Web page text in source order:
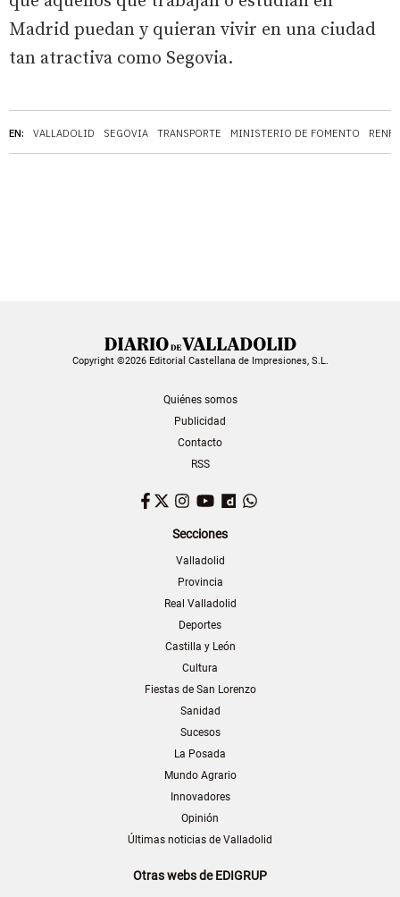
EN: VALLADOLID SEGOVIA TRANSPORTE MINISTERIO DE FOMENTO RENFE
Madrid puedan y quieran vivir en una ciudad
tan atractiva como Segovia.
Copyright ©2026 Editorial Castellana de Impresiones, S.L.
Quiénes somos
Publicidad
Contacto
RSS
Facebook
TwitterInstagram
YouTubeDailymotion
Secciones
Valladolid
Provincia
Real Valladolid
Deportes
Castilla y León
Cultura
Fiestas de San Lorenzo
Sanidad
Sucesos
La Posada
Mundo Agrario
Innovadores
Opinión
Últimas noticias de Valladolid
Otras webs de EDIGRUP